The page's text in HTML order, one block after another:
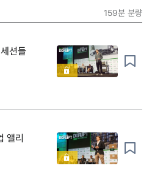
159분 분량
션들
앨리